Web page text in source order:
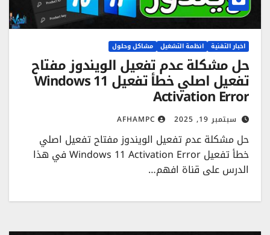
اخبار التقنية انظمة التشغيل مشاكل وحلول
حل مشكلة عدم تفعيل الويندوز مفتاح
تفعيل اصلي خطأ تفعيل Windows 11
Activation Error
سبتمبر 19, 2025 AFHAMPC
حل مشكلة عدم تفعيل الويندوز مفتاح تفعيل اصلي
خطأ تفعيل Windows 11 Activation Error في هذا
الدرس على قناة افهم…